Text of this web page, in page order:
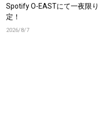
Spotify O-EASTにて一夜限
定！
2026/8/7